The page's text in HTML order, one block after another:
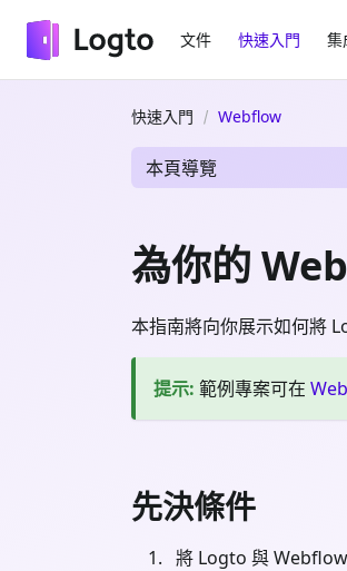
文件 快速入門 集
快速入門 Webflow
本頁導覽
為你的
本指南將向你展示如何將
提示: 範例專案可在
先決條件
將 Logto 與